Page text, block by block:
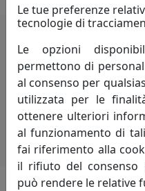
i più visitati
scopri iprodotti
maggior interesse
Le tue preferenze
tecnologie di
Le opzioni
permettono di
al consenso per
utilizzata per le
ottenere ulteriori
al funzionamento di
fai riferimento alla
il rifiuto del consenso
può rendere le relative